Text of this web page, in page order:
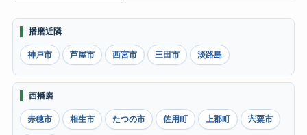
播磨近隣
神戸市
芦屋市 西宮市 三田市 淡路島
西播磨
赤穂市
相生市 たつの市 佐用町 上郡町 宍粟市